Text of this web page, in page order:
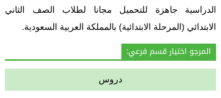
الدراسية جاهزة للتحميل مجانا لطلاب الصف الثاني
الابتدائي (المرحلة الابتدائية) بالمملكة العربية السعودية.
المرجو اختيار قسم فرعي:
دروس